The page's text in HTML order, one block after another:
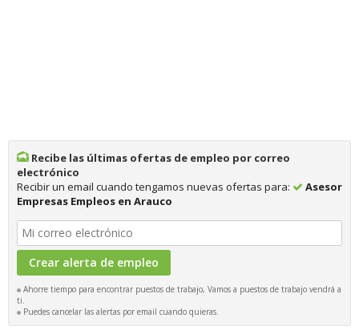
Recibe las últimas ofertas de empleo por correo
electrónico
Recibir un email cuando tengamos nuevas ofertas para:
Asesor
Empresas Empleos en Arauco
Ahorre tiempo para encontrar puestos de trabajo, Vamos a puestos de trabajo vendrá a
ti.
Puedes cancelar las alertas por email cuando quieras.